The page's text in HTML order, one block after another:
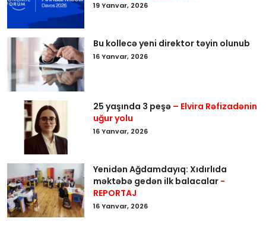
19 Yanvar, 2026
Bu kollecə yeni direktor təyin olunub
16 Yanvar, 2026
25 yaşında 3 peşə – Elvira Rəfizadənin
uğur yolu
16 Yanvar, 2026
Yenidən Ağdamdayıq: Xıdırlıda
məktəbə gedən ilk balacalar -
REPORTAJ
16 Yanvar, 2026